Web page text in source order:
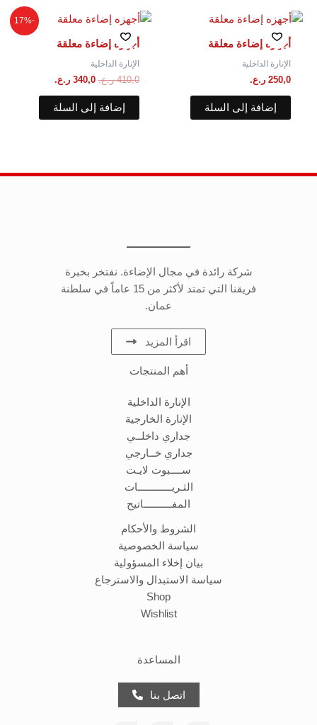
أجهزه إضاءة معلقة
الإنارة الداخلية
250,0 ر.ع.
إضافة إلى السلة
-17%
أجهزه إضاءة معلقة
الإنارة الداخلية
410,0 ر.ع.
السعر
هو:
410,0 ر.ع..
340,0 ر.ع.
السعر
الحالي
إضافة إلى السلة
شركة رائدة في مجال الإضاءة. نفتخر بخبرة
فريقنا التي تمتد لأكثر من 15 عاماً في سلطنة
عمان.
اقرأ المزيد
أهم المنتجات
الإنارة الداخلية
الإنارة الخارجية
جداري داخلــي
جداري خــارجي
ســــبوت لايـت
الثـريــــــــــــات
المفــــــــــاتيح
الشروط والأحكام
سياسة الخصوصية
بيان إخلاء المسؤولية
سياسة الاستبدال والاسترجاع
Shop
Wishlist
المساعدة
اتصل بنا